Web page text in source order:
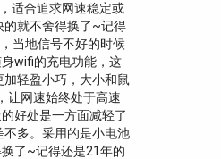
适合追求网速稳定或
的就不舍得换了~记得
当地信号不好的时候
wifi的充电功能，这
轻盈小巧，大小和鼠
让网速始终处于高速
好处是一方面减轻了
多。采用的是小电池
了~记得还是21年的